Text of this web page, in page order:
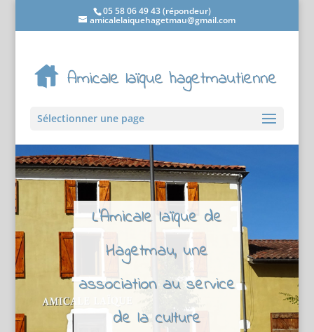
05 58 06 49 43 (répondeur)
amicalelaiquehagetmau@gmail.com
Sélectionner une page
L'Amicale laïque de
Hagetmau, une
association au service
de la culture